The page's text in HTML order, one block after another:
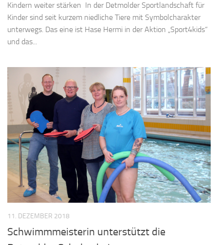
Kindern weiter stärken In der Detmolder Sportlandschaft für
Kinder sind seit kurzem niedliche Tiere mit Symbolcharakter
unterwegs. Das eine ist Hase Hermi in der Aktion „Sport4kids“
und das...
11. DEZEMBER 2018
Schwimmmeisterin unterstützt die